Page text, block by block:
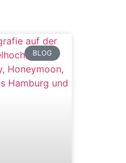
BLOG